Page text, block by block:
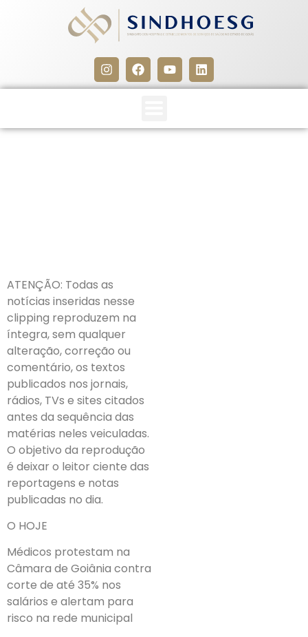
ATENÇÃO: Todas as
notícias inseridas nesse
clipping reproduzem na
íntegra, sem qualquer
alteração, correção ou
comentário, os textos
publicados nos jornais,
rádios, TVs e sites citados
antes da sequência das
matérias neles veiculadas.
O objetivo da reprodução
é deixar o leitor ciente das
reportagens e notas
publicadas no dia.
O HOJE
Médicos protestam na
Câmara de Goiânia contra
corte de até 35% nos
salários e alertam para
risco na rede municipal